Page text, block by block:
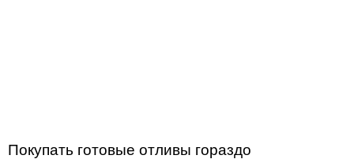
Покупать готовые отливы гораздо